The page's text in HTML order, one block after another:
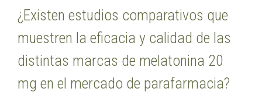
¿Existen estudios comparativos que
muestren la eficacia y calidad de las
distintas marcas de melatonina 20
mg en el mercado de parafarmacia?